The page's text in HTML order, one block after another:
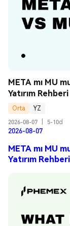
META mı MU
Yatırım Rehberi
Orta
YZ
2026-08-07
5-10d
2026-08-07
META mı MU
Yatırım Rehberi